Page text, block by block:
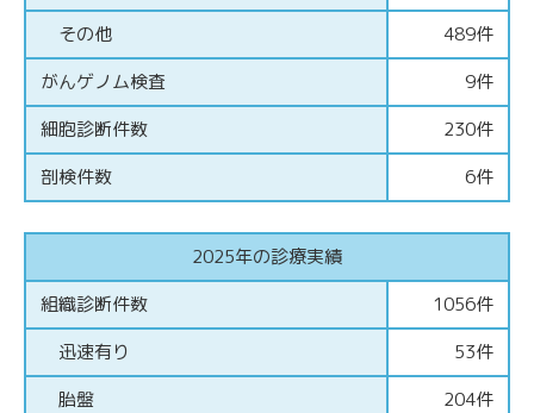
その他
489件
がんゲノム検査
9件
細胞診断件数
230件
剖検件数
6件
2025年の診療実績
組織診断件数
1056件
迅速有り
53件
胎盤
204件